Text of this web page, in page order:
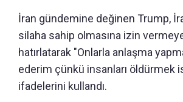
İran gündemine değinen Trump,
silaha sahip olmasına izin
hatırlatarak "Onlarla anlaşma
ederim çünkü insanları öldürmek
ifadelerini kullandı.